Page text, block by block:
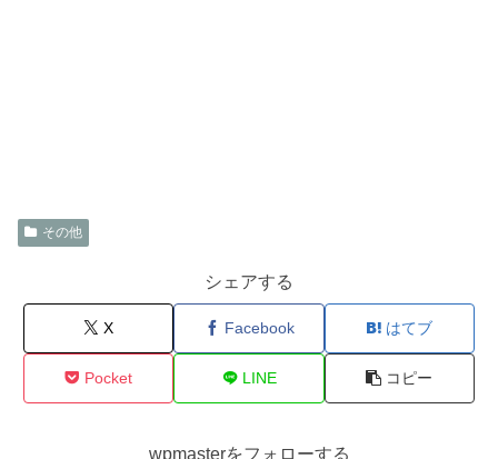
その他
シェアする
X Facebook はてブ
Pocket LINE コピー
wpmasterをフォローする